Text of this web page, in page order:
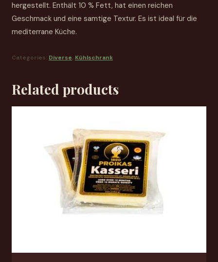
hergestellt. Enthält 10 % Fett, hat einen reichen
Geschmack und eine samtige Textur. Es ist ideal für die
mediterrane Küche.
Categories: Diverse, Kühlschrank
Related products